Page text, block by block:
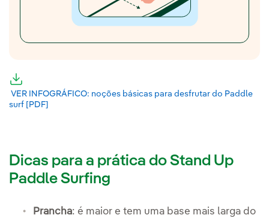
Link externo, abra em uma nova aba.
VER INFOGRÁFICO: noções básicas para desfrutar do Paddle
surf [PDF]
Dicas para a prática do Stand Up
Paddle Surfing
Prancha: é maior e tem uma base mais larga do